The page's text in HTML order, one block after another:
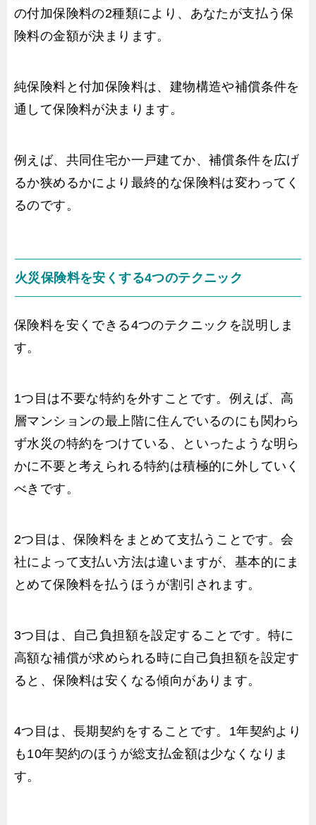
の付加保険料の2種類により、あなたが支払う保
険料の金額が決まります。
純保険料と付加保険料は、建物構造や補償条件を
通して保険料が決まります。
例えば、共同住宅か一戸建てか、補償条件を広げ
るか狭めるかにより最終的な保険料は変わってく
るのです。
火災保険料を安くする4つのテクニック
保険料を安くできる4つのテクニックを説明しま
す。
1つ目は不要な特約を外すことです。例えば、高
層マンションの最上階に住んでいるのにも関わら
ず水災の特約をつけている、といったような明ら
かに不要と考えられる特約は積極的に外していく
べきです。
2つ目は、保険料をまとめて支払うことです。会
社によって支払い方法は違いますが、基本的にま
とめて保険料を払うほうが割引されます。
3つ目は、自己負担額を設定することです。特に
高額な補償が求められる時に自己負担額を設定す
ると、保険料は安くなる傾向があります。
4つ目は、長期契約をすることです。1年契約より
も10年契約のほうが総支払金額は少なくなりま
す。